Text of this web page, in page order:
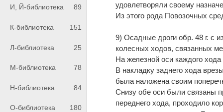
И, Й-библиотека 89
К-библиотека 151
Л-библиотека 25
М-библиотека 78
Н-библиотека 84
О-библиотека 180
удовлетворяли своему
Из этого рода Повозочных
9) Осадные дроги обр. 48 г. с
колесных ходов, связанных
На железной оси каждого
В накладку заднего хода
была наложена своим
Снизу обе оси были связаны
переднего хода, проходило